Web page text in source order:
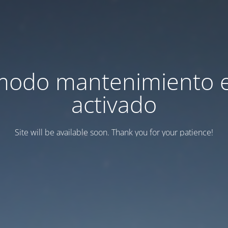
mantenimiento
activado
Site will be available soon. Thank you for your patience!